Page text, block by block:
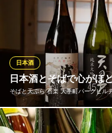
地下鉄東西線大手町駅
東京都千代田区大手町2-6-4
こだわりの日本酒を各種
『冩楽』『作』『村祐』
みきりサイズの四合瓶で
に、日本酒で乾杯してみ
国産ウイスキーも種類豊
日本の料理 檪
大手町の個室空間で会食
地下鉄大手町駅C-8・11
東京都千代田区大手町1-5-1 大
日本酒とそばで心がほ
そばと天ぷら 石楽 大手町パークビル
日本酒
そばやそば前に合う全国